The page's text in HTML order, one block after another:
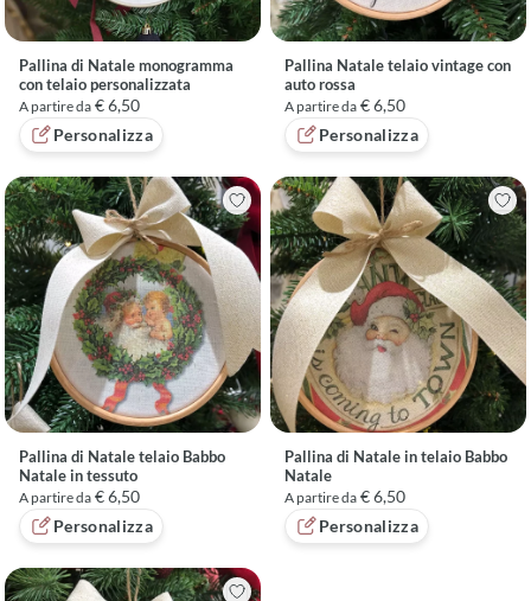
Pallina di Natale monogramma
con telaio personalizzata
A partire da € 6,50
Personalizza
Pallina Natale telaio vintage con
auto rossa
A partire da € 6,50
Personalizza
Pallina di Natale telaio Babbo
Natale in tessuto
A partire da € 6,50
Personalizza
Pallina di Natale in telaio Babbo
Natale
A partire da € 6,50
Personalizza